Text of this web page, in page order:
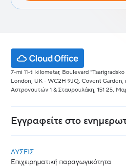
7-mi 11-ti kilometar, Boulevard "Tsarigradsko
London, UK - WC2H 9JQ, Covent Garden,
Αστροναυτών 1 & Σταυρουλάκη, 151 25,
Εγγραφείτε στο
ΛΎΣΕΙΣ
Επιχειρηματική παραγωγικότητα